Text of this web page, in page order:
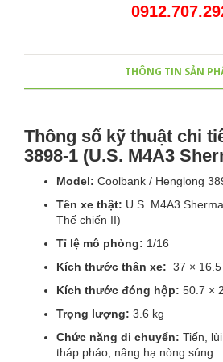
THÔNG TIN SẢN
Thông số kỹ thuật chi
3898-1 (U.S. M4A3
Model: Coolbank / Henglong
Tên xe thật: U.S. M4A3
Thế chiến II)
Tỉ lệ mô phỏng: 1/16
Kích thước thân xe: 37 ×
Kích thước đóng hộp: 50.7 ×
Trọng lượng: 3.6 kg
Chức năng di chuyển: Tiến,
tháp pháo, nâng hạ nòng súng